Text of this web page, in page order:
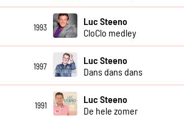
1993
Luc Steeno
CloClo medley
1997
Luc Steeno
Dans dans dans
1991
Luc Steeno
De hele zomer